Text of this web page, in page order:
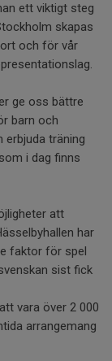
ett viktigt steg
skapas
och för vår
ge oss bättre
barn och
erbjuda träning
i dag finns
att
har
faktor för spel
sist fick
vara över 2 000
arrangemang